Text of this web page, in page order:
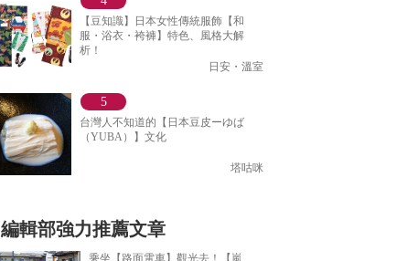
【豆知識】日本女性傳統服飾【和
服・浴衣・袴褲】特色、風格大解
析！
日安・溫室
台灣人不知道的【日本豆皮ーゆば
（YUBA）】文化
塔咕咪
編輯部強力推薦文章
乘坐【路面電車】觀光去！【嵐